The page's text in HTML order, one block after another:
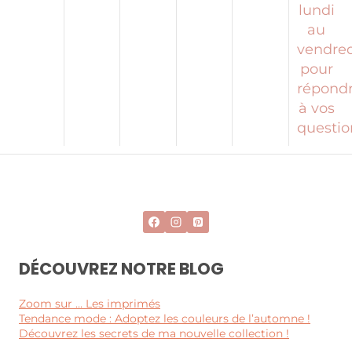
lundi
au
pour
à vos
DÉCOUVREZ NOTRE BLOG
Zoom sur … Les imprimés
Tendance mode : Adoptez les couleurs de l’automne !
Découvrez les secrets de ma nouvelle collection !